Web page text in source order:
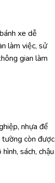
xe dễ
làm việc, sử
gian làm
nhựa để
còn được
sách, chậu